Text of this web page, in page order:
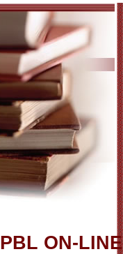
PBL ON-LINE